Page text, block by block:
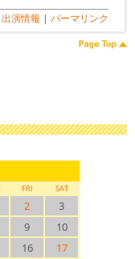
出演情報 | パーマリンク
FRI SAT
2
3
9
10
16
17